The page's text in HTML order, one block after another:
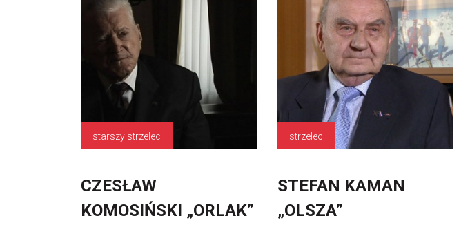
starszy strzelec
CZESŁAW
KOMOSIŃSKI „ORLAK”
strzelec
STEFAN KAMAN
„OLSZA”